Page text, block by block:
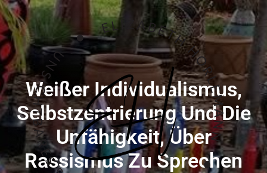
Skip
to
content
Weißer Individualismus,
Selbstzentrierung Und Die
Unfähigkeit, Über
Rassismus Zu Sprechen